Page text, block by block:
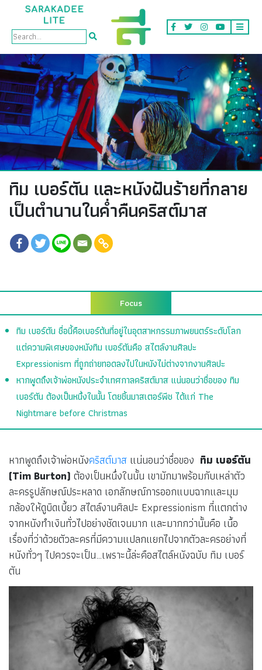
Faces
ทิม เบอร์ตัน และหนังฝันร้ายที่กลาย
เป็นตำนานในค่ำคืนคริสต์มาส
Focus
ทิม เบอร์ตัน ชื่อนี้คือเบอร์ต้นที่อยู่ในอุตสาหกรรมภาพยนตร์ระดับโลก
แต่ความพิเศษของหนังทิม เบอร์ตันคือ สไตล์งานศิลปะ
Expressionism ที่ถูกถ่ายทอดลงไปในหนังไม่ต่างจากงานศิลปะ
หากพูดถึงเจ้าพ่อหนังประจำเทศกาลคริสต์มาส แน่นอนว่าชื่อของ ทิม
เบอร์ตัน ต้องเป็นหนึ่งในนั้น โดยชิ้นมาสเตอร์พีช ได้แก่ The
Nightmare before Christmas
หากพูดถึงเจ้าพ่อหนังคริสต์มาส แน่นอนว่าชื่อของ ทิม เบอร์ตัน
(Tim Burton) ต้องเป็นหนึ่งในนั้น เขามักมาพร้อมกับเหล่าตัว
ละครรูปลักษณ์ประหลาด เอกลักษณ์การออกแบบฉากและมุม
กล้องให้ดูบิดเบี้ยว สไตล์งานศิลปะ Expressionism ที่แตกต่าง
จากหนังทำเงินทั่วไปอย่างชัดเจนมาก และมากกว่านั้นคือ เนื้อ
เรื่องที่ว่าด้วยตัวละครที่มีความแปลกแยกไปจากตัวละครอย่างที่
หนังทั่วๆ ไปควรจะเป็น…เพราะนี้ล่ะคือสไตล์หนังฉบับ ทิม เบอร์
ตัน